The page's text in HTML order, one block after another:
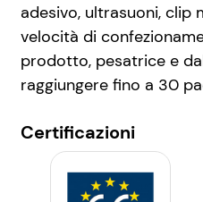
adesivo, ultrasuoni, clip
velocità di
prodotto, pesatrice e
raggiungere fino a 30
Certificazioni